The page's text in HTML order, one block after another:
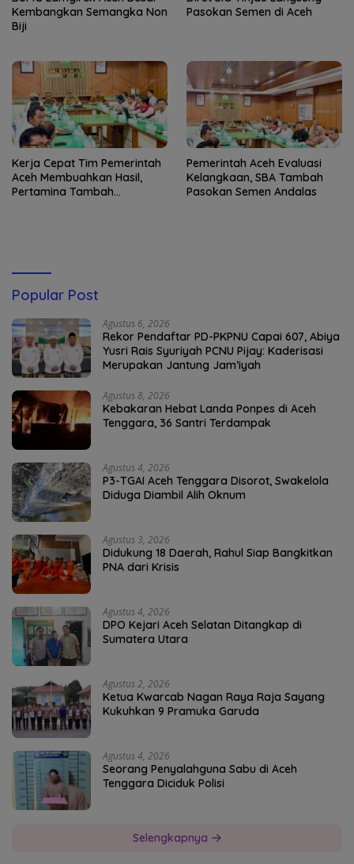
Kembangkan Semangka Non
Biji
Pasokan Semen di Aceh
Kerja Cepat Tim Pemerintah
Aceh Membuahkan Hasil,
Pertamina Tambah
Pemerintah Aceh Evaluasi
Kelangkaan, SBA Tambah
Pasokan Semen Andalas
Popular Post
Agustus 6, 2026
Rekor Pendaftar PD-PKPNU Capai 607, Abiya
Yusri Rais Syuriyah PCNU Pijay: Kaderisasi
Merupakan Jantung Jam’iyah
Agustus 8, 2026
Kebakaran Hebat Landa Ponpes di Aceh
Tenggara, 36 Santri Terdampak
Agustus 4, 2026
P3-TGAI Aceh Tenggara Disorot, Swakelola
Diduga Diambil Alih Oknum
Agustus 3, 2026
Didukung 18 Daerah, Rahul Siap Bangkitkan
PNA dari Krisis
Agustus 4, 2026
DPO Kejari Aceh Selatan Ditangkap di
Sumatera Utara
Agustus 2, 2026
Ketua Kwarcab Nagan Raya Raja Sayang
Kukuhkan 9 Pramuka Garuda
Agustus 4, 2026
Seorang Penyalahguna Sabu di Aceh
Tenggara Diciduk Polisi
Selengkapnya